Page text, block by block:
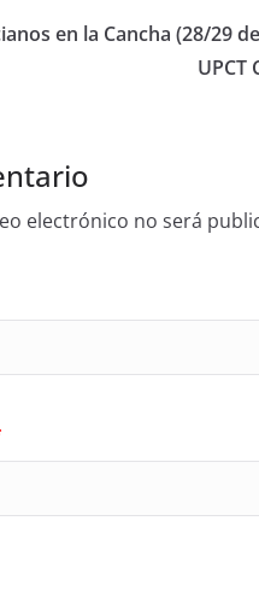
en la Cancha (28/29
UPCT
electrónico no será